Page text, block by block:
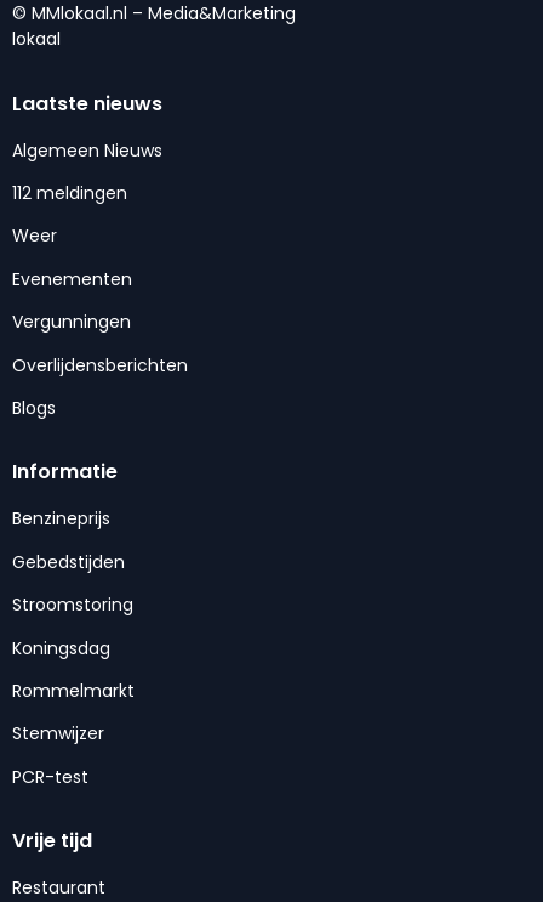
© MMlokaal.nl – Media&Marketing
lokaal
Laatste nieuws
Algemeen Nieuws
112 meldingen
Weer
Evenementen
Vergunningen
Overlijdensberichten
Blogs
Informatie
Benzineprijs
Gebedstijden
Stroomstoring
Koningsdag
Rommelmarkt
Stemwijzer
PCR-test
Vrije tijd
Restaurant